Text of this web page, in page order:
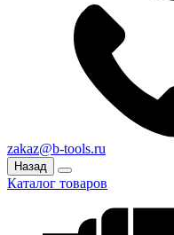
zakaz@b-tools.ru
Назад
Каталог товаров